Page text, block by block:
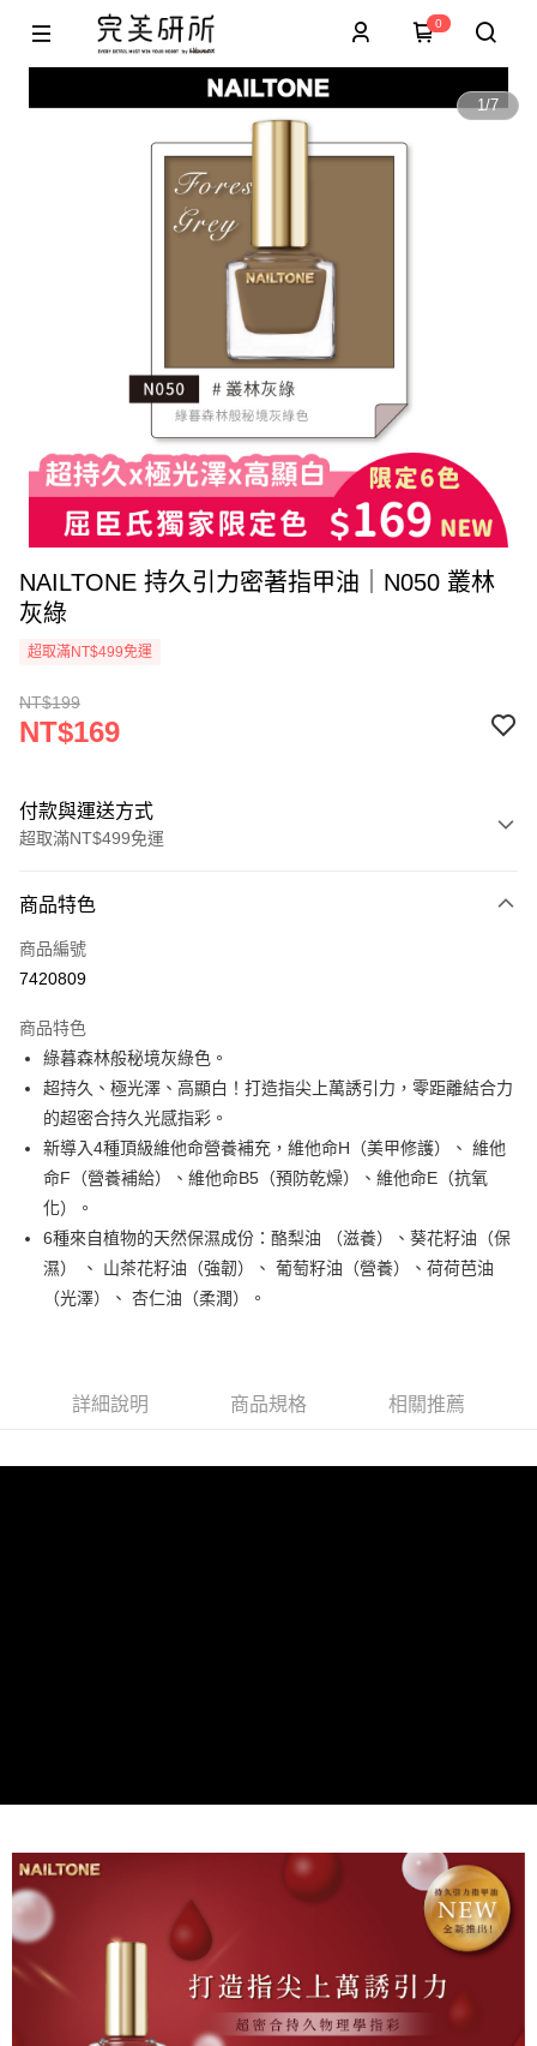
0
1/7
NAILTONE 持久引力密著指甲油｜N050 叢林
灰綠
超取滿NT$499免運
NT$199
NT$169
付款與運送方式
超取滿NT$499免運
信用卡一次付款
超商取貨付款
Apple Pay
街口支付
悠遊付
運送方式
全家取貨付款
每筆NT$80，滿NT$499(含以上)免運費
商品特色
商品編號
7420809
商品特色
綠暮森林般秘境灰綠色。
超持久、極光澤、高顯白！打造指尖上萬誘引力，零距離結合力
的超密合持久光感指彩。
新導入4種頂級維他命營養補充，維他命H（美甲修護）、 維他
命F（營養補給）、維他命B5（預防乾燥）、維他命E（抗氧
化）。
6種來自植物的天然保濕成份：酪梨油 （滋養）、葵花籽油（保
濕） 、 山茶花籽油（強韌）、 葡萄籽油（營養）、荷荷芭油
（光澤）、 杏仁油（柔潤）。
詳細說明 商品規格 相關推薦